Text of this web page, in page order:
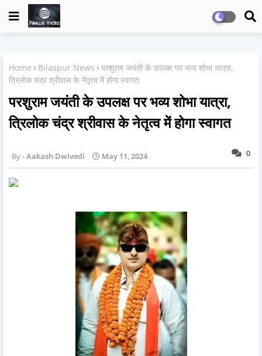
Home Bilaspur News
परशुराम जयंती के उपलक्ष पर भव्य शोभा यात्रा,
त्रिलोक चंद्र श्रीवास के नेतृत्व में होगा स्वागत
परशुराम जयंती के उपलक्ष पर भव्य शोभा यात्रा,
त्रिलोक चंद्र श्रीवास के नेतृत्व में होगा स्वागत
0
Aakash Dwivedi May 11, 2024